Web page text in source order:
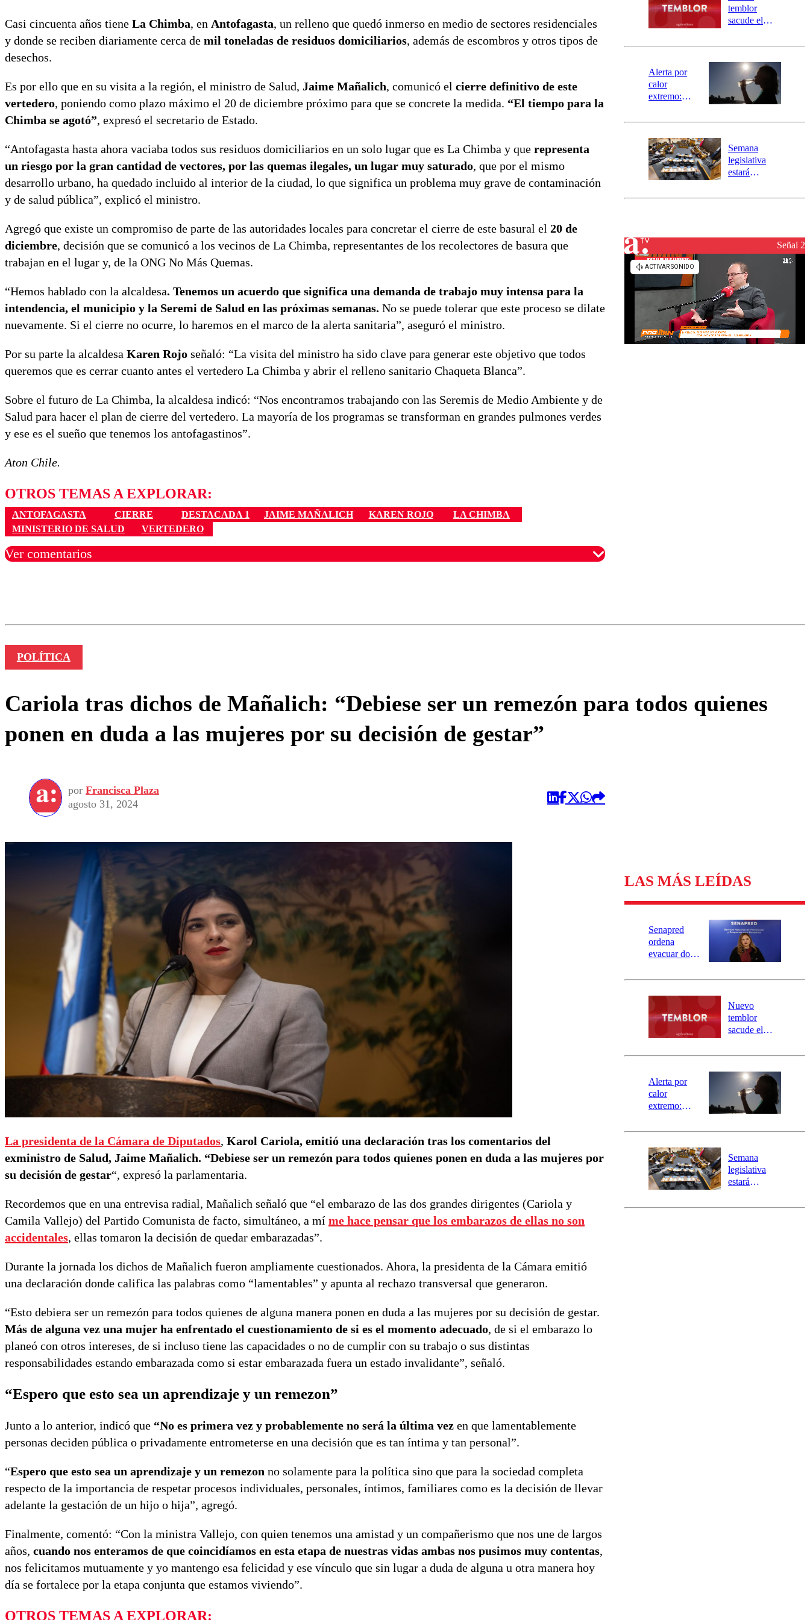
Casi cincuenta años tiene La Chimba, en Antofagasta, un relleno que quedó inmerso en medio de sectores residenciales
y donde se reciben diariamente cerca de mil toneladas de residuos domiciliarios, además de escombros y otros tipos de
desechos.
Es por ello que en su visita a la región, el ministro de Salud, Jaime Mañalich, comunicó el cierre definitivo de este
vertedero, poniendo como plazo máximo el 20 de diciembre próximo para que se concrete la medida. “El tiempo para la
Chimba se agotó”, expresó el secretario de Estado.
“Antofagasta hasta ahora vaciaba todos sus residuos domiciliarios en un solo lugar que es La Chimba y que representa
un riesgo por la gran cantidad de vectores, por las quemas ilegales, un lugar muy saturado, que por el mismo
desarrollo urbano, ha quedado incluido al interior de la ciudad, lo que significa un problema muy grave de contaminación
y de salud pública”, explicó el ministro.
Agregó que existe un compromiso de parte de las autoridades locales para concretar el cierre de este basural el 20 de
diciembre, decisión que se comunicó a los vecinos de La Chimba, representantes de los recolectores de basura que
trabajan en el lugar y, de la ONG No Más Quemas.
“Hemos hablado con la alcaldesa. Tenemos un acuerdo que significa una demanda de trabajo muy intensa para la
intendencia, el municipio y la Seremi de Salud en las próximas semanas. No se puede tolerar que este proceso se dilate
nuevamente. Si el cierre no ocurre, lo haremos en el marco de la alerta sanitaria”, aseguró el ministro.
Por su parte la alcaldesa Karen Rojo señaló: “La visita del ministro ha sido clave para generar este objetivo que todos
queremos que es cerrar cuanto antes el vertedero La Chimba y abrir el relleno sanitario Chaqueta Blanca”.
Sobre el futuro de La Chimba, la alcaldesa indicó: “Nos encontramos trabajando con las Seremis de Medio Ambiente y de
Salud para hacer el plan de cierre del vertedero. La mayoría de los programas se transforman en grandes pulmones verdes
y ese es el sueño que tenemos los antofagastinos”.
Aton Chile.
OTROS TEMAS A EXPLORAR:
ANTOFAGASTA CIERRE DESTACADA 1 JAIME MAÑALICH KAREN ROJO
LA CHIMBA
MINISTERIO DE SALUD
VERTEDERO
Ver comentarios
activa
mensajería
SAE
temblor
sacude el
revisa la
epicentro
Alerta por
calor
extremo:
activa Alerta
Preventiva en
tres comunas
Semana
legislativa
estará
el fin de la
reconstrucciónSeñal 2
POLÍTICA
Cariola tras dichos de Mañalich: “Debiese ser un remezón para todos quienes
ponen en duda a las mujeres por su decisión de gestar”
por Francisca Plaza
agosto 31, 2024
La presidenta de la Cámara de Diputados, Karol Cariola, emitió una declaración tras los comentarios del
exministro de Salud, Jaime Mañalich. “Debiese ser un remezón para todos quienes ponen en duda a las mujeres por
su decisión de gestar“, expresó la parlamentaria.
Recordemos que en una entrevisa radial, Mañalich señaló que “el embarazo de las dos grandes dirigentes (Cariola y
Camila Vallejo) del Partido Comunista de facto, simultáneo, a mí me hace pensar que los embarazos de ellas no son
accidentales, ellas tomaron la decisión de quedar embarazadas”.
Durante la jornada los dichos de Mañalich fueron ampliamente cuestionados. Ahora, la presidenta de la Cámara emitió
una declaración donde califica las palabras como “lamentables” y apunta al rechazo transversal que generaron.
“Esto debiera ser un remezón para todos quienes de alguna manera ponen en duda a las mujeres por su decisión de gestar.
Más de alguna vez una mujer ha enfrentado el cuestionamiento de si es el momento adecuado, de si el embarazo lo
planeó con otros intereses, de si incluso tiene las capacidades o no de cumplir con su trabajo o sus distintas
responsabilidades estando embarazada como si estar embarazada fuera un estado invalidante”, señaló.
“Espero que esto sea un aprendizaje y un remezon”
Junto a lo anterior, indicó que “No es primera vez y probablemente no será la última vez en que lamentablemente
personas deciden pública o privadamente entrometerse en una decisión que es tan íntima y tan personal”.
“Espero que esto sea un aprendizaje y un remezon no solamente para la política sino que para la sociedad completa
respecto de la importancia de respetar procesos individuales, personales, íntimos, familiares como es la decisión de llevar
adelante la gestación de un hijo o hija”, agregó.
Finalmente, comentó: “Con la ministra Vallejo, con quien tenemos una amistad y un compañerismo que nos une de largos
años, cuando nos enteramos de que coincidíamos en esta etapa de nuestras vidas ambas nos pusimos muy contentas,
nos felicitamos mutuamente y yo mantengo esa felicidad y ese vínculo que sin lugar a duda de alguna u otra manera hoy
día se fortalece por la etapa conjunta que estamos viviendo”.
OTROS TEMAS A EXPLORAR:
LAS MÁS LEÍDAS
Senapred
ordena
evacuar dos
Carahue por
río Damas:
activa
mensajería
SAE
Nuevo
temblor
sacude el
revisa la
epicentro
Alerta por
calor
extremo:
activa Alerta
Preventiva en
tres comunas
Semana
legislativa
estará
el fin de la